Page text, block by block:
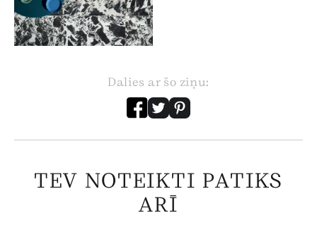
Dalies ar šo ziņu:
TEV NOTEIKTI PATIKS
ARĪ